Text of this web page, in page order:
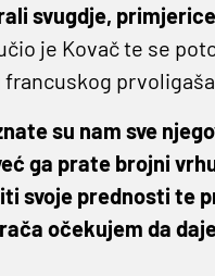
svugdje,
je Kovač te se
su nam sve
ga prate brojni
svoje prednosti te
očekujem da